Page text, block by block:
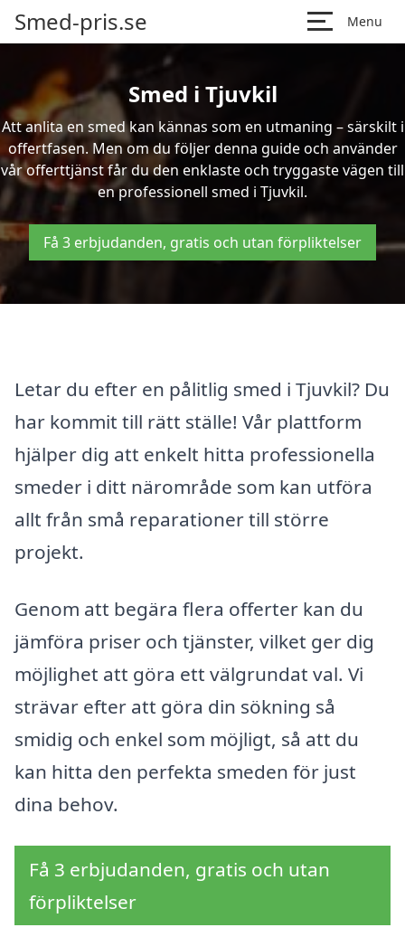
Smed-pris.se Menu
Smed i Tjuvkil
Att anlita en smed kan kännas som en utmaning – särskilt i
offertfasen. Men om du följer denna guide och använder
vår offerttjänst får du den enklaste och tryggaste vägen till
en professionell smed i Tjuvkil.
Få 3 erbjudanden, gratis och utan förpliktelser
Letar du efter en pålitlig smed i Tjuvkil? Du
har kommit till rätt ställe! Vår plattform
hjälper dig att enkelt hitta professionella
smeder i ditt närområde som kan utföra
allt från små reparationer till större
projekt.
Genom att begära flera offerter kan du
jämföra priser och tjänster, vilket ger dig
möjlighet att göra ett välgrundat val. Vi
strävar efter att göra din sökning så
smidig och enkel som möjligt, så att du
kan hitta den perfekta smeden för just
dina behov.
Få 3 erbjudanden, gratis och utan
förpliktelser